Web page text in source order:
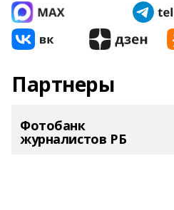
Партнеры
Фотобанк
журналистов РБ